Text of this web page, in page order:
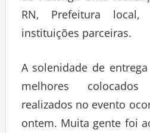
RN, Prefeitura
instituições parceiras.
A solenidade de
melhores
realizados no evento
ontem. Muita gente foi